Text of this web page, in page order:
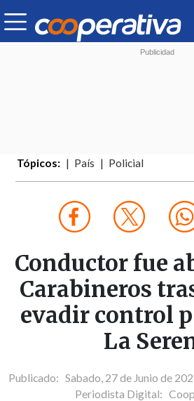
Tópicos: País Policial
Conductor fue
Carabineros
evadir control
La
Publicado: Sabado, 27 de Junio de
Periodista Digital: